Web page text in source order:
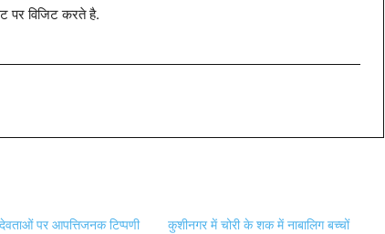
पर विजिट करते है.
पर आपत्तिजनक टिप्पणी
कुशीनगर में चोरी के शक में नाबालिग बच्चों